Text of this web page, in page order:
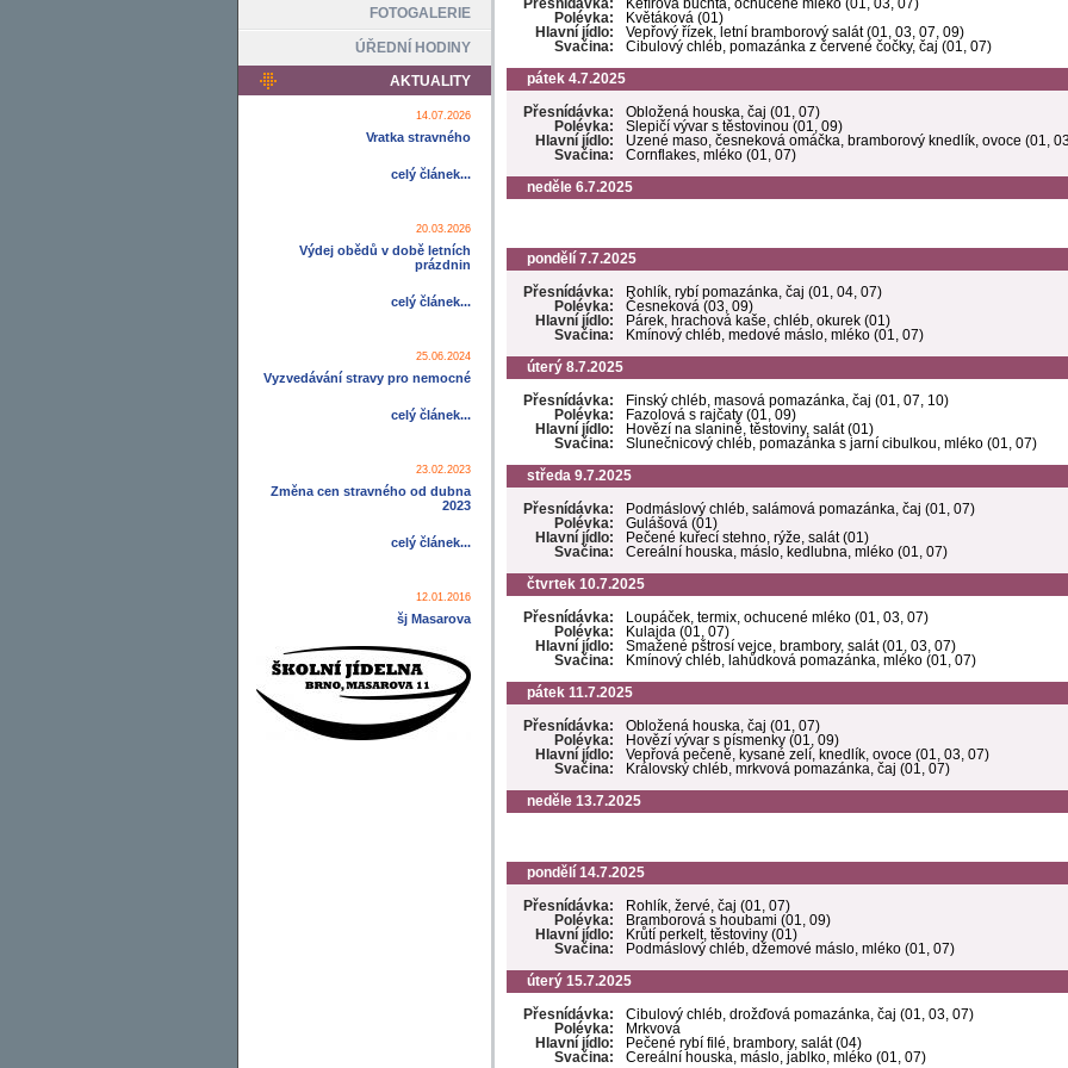
FOTOGALERIE
ÚŘEDNÍ HODINY
AKTUALITY
14.07.2026
Vratka stravného
celý článek...
20.03.2026
Výdej obědů v době letních
prázdnin
celý článek...
25.06.2024
Vyzvedávání stravy pro nemocné
celý článek...
23.02.2023
Změna cen stravného od dubna
2023
celý článek...
12.01.2016
šj Masarova
Přesnídávka:
Kefírová buchta, ochucené mléko (01, 03, 07)
Polévka:
Květáková (01)
Hlavní jídlo:
Vepřový řízek, letní bramborový salát (01, 03, 07, 09)
Svačina:
Cibulový chléb, pomazánka z červené čočky, čaj (01, 07)
pátek 4.7.2025
Přesnídávka:
Obložená houska, čaj (01, 07)
Polévka:
Slepičí vývar s těstovinou (01, 09)
Hlavní jídlo:
Uzené maso, česneková omáčka, bramborový knedlík, ovoce (01,
Svačina:
Cornflakes, mléko (01, 07)
neděle 6.7.2025
pondělí 7.7.2025
Přesnídávka:
Rohlík, rybí pomazánka, čaj (01, 04, 07)
Polévka:
Česneková (03, 09)
Hlavní jídlo:
Párek, hrachová kaše, chléb, okurek (01)
Svačina:
Kmínový chléb, medové máslo, mléko (01, 07)
úterý 8.7.2025
Přesnídávka:
Finský chléb, masová pomazánka, čaj (01, 07, 10)
Polévka:
Fazolová s rajčaty (01, 09)
Hlavní jídlo:
Hovězí na slanině, těstoviny, salát (01)
Svačina:
Slunečnicový chléb, pomazánka s jarní cibulkou, mléko (01, 07)
středa 9.7.2025
Přesnídávka:
Podmáslový chléb, salámová pomazánka, čaj (01, 07)
Polévka:
Gulášová (01)
Hlavní jídlo:
Pečené kuřecí stehno, rýže, salát (01)
Svačina:
Cereální houska, máslo, kedlubna, mléko (01, 07)
čtvrtek 10.7.2025
Přesnídávka:
Loupáček, termix, ochucené mléko (01, 03, 07)
Polévka:
Kulajda (01, 07)
Hlavní jídlo:
Smažené pštrosí vejce, brambory, salát (01, 03, 07)
Svačina:
Kmínový chléb, lahůdková pomazánka, mléko (01, 07)
pátek 11.7.2025
Přesnídávka:
Obložená houska, čaj (01, 07)
Polévka:
Hovězí vývar s písmenky (01, 09)
Hlavní jídlo:
Vepřová pečeně, kysané zelí, knedlík, ovoce (01, 03, 07)
Svačina:
Královský chléb, mrkvová pomazánka, čaj (01, 07)
neděle 13.7.2025
pondělí 14.7.2025
Přesnídávka:
Rohlík, žervé, čaj (01, 07)
Polévka:
Bramborová s houbami (01, 09)
Hlavní jídlo:
Krůtí perkelt, těstoviny (01)
Svačina:
Podmáslový chléb, džemové máslo, mléko (01, 07)
úterý 15.7.2025
Přesnídávka:
Cibulový chléb, drožďová pomazánka, čaj (01, 03, 07)
Polévka:
Mrkvová
Hlavní jídlo:
Pečené rybí filé, brambory, salát (04)
Svačina:
Cereální houska, máslo, jablko, mléko (01, 07)